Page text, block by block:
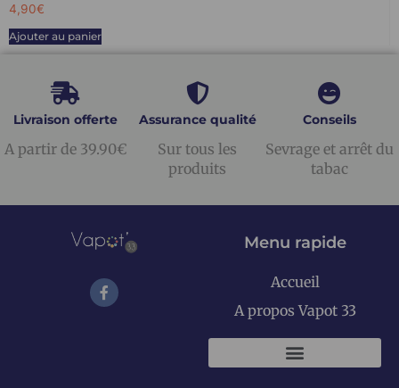
4,90€
Ajouter au panier
Livraison offerte
A partir de 39.90€
Assurance qualité
Sur tous les
produits
Conseils
Sevrage et arrêt du
tabac
Menu rapide
Accueil
A propos Vapot 33